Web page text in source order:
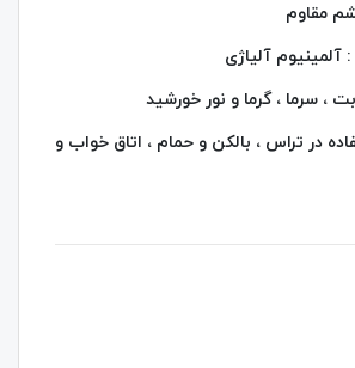
مقاوم
آلیاژی
، سرما ، گرما و نور خورشید
در تراس ، بالکن و حمام ، اتاق خواب و